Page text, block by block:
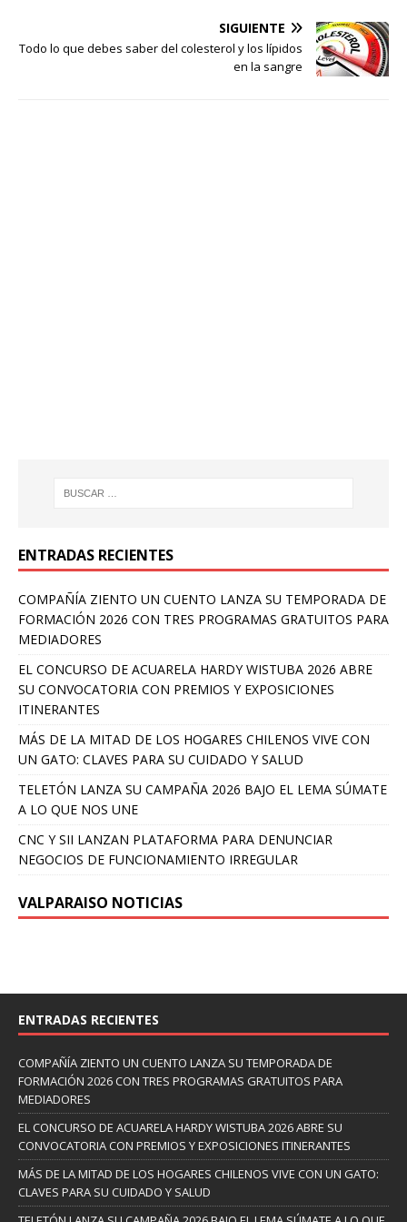
SIGUIENTE
Todo lo que debes saber del colesterol y los lípidos
en la sangre
ENTRADAS RECIENTES
COMPAÑÍA ZIENTO UN CUENTO LANZA SU TEMPORADA DE
FORMACIÓN 2026 CON TRES PROGRAMAS GRATUITOS PARA
MEDIADORES
EL CONCURSO DE ACUARELA HARDY WISTUBA 2026 ABRE
SU CONVOCATORIA CON PREMIOS Y EXPOSICIONES
ITINERANTES
MÁS DE LA MITAD DE LOS HOGARES CHILENOS VIVE CON
UN GATO: CLAVES PARA SU CUIDADO Y SALUD
TELETÓN LANZA SU CAMPAÑA 2026 BAJO EL LEMA SÚMATE
A LO QUE NOS UNE
CNC Y SII LANZAN PLATAFORMA PARA DENUNCIAR
NEGOCIOS DE FUNCIONAMIENTO IRREGULAR
VALPARAISO NOTICIAS
ENTRADAS RECIENTES
COMPAÑÍA ZIENTO UN CUENTO LANZA SU TEMPORADA DE
FORMACIÓN 2026 CON TRES PROGRAMAS GRATUITOS PARA
MEDIADORES
EL CONCURSO DE ACUARELA HARDY WISTUBA 2026 ABRE SU
CONVOCATORIA CON PREMIOS Y EXPOSICIONES ITINERANTES
MÁS DE LA MITAD DE LOS HOGARES CHILENOS VIVE CON UN GATO:
CLAVES PARA SU CUIDADO Y SALUD